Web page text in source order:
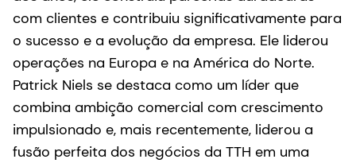
com clientes e contribuiu significativamente para
o sucesso e a evolução da empresa. Ele liderou
operações na Europa e na América do Norte.
Patrick Niels se destaca como um líder que
combina ambição comercial com crescimento
impulsionado e, mais recentemente, liderou a
fusão perfeita dos negócios da TTH em uma